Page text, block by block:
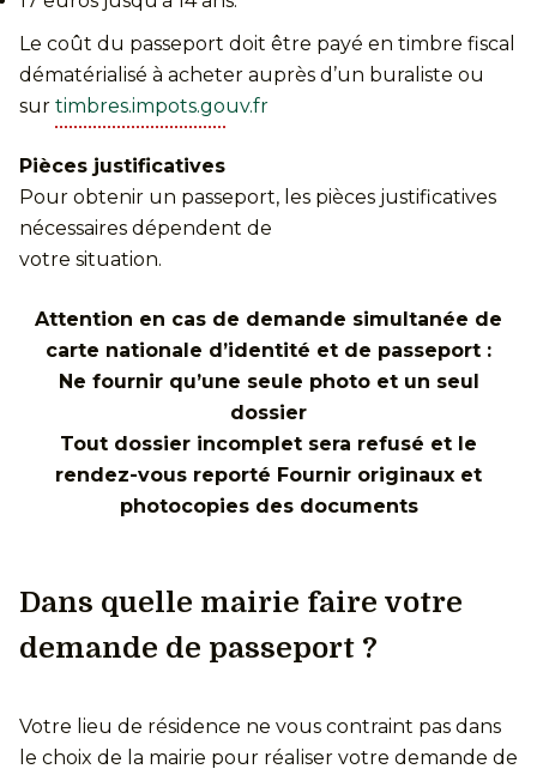
Le coût du passeport doit être payé en timbre fiscal
dématérialisé à acheter auprès d’un buraliste ou
sur timbres.impots.gouv.fr
Pièces justificatives
Pour obtenir un passeport, les pièces justificatives
nécessaires dépendent de
votre situation.
Attention en cas de demande simultanée de
carte nationale d’identité et de passeport :
Ne fournir qu’une seule photo et un seul
dossier
Tout dossier incomplet sera refusé et le
rendez-vous reporté Fournir originaux et
photocopies des documents
Dans quelle mairie faire votre
demande de passeport ?
Votre lieu de résidence ne vous contraint pas dans
le choix de la mairie pour réaliser votre demande de